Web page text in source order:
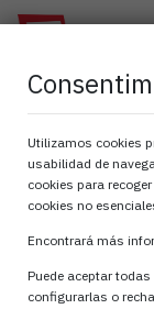
Todo
saber
Utilizamos cookies
usabilidad de
cookies para
cookies no
Encontrará más
Puede aceptar
configurarlas o